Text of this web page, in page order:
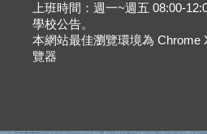
上班時間：週一~週五 08:00-
學校公告。
本網站最佳瀏覽環境為 Chrome
覽器